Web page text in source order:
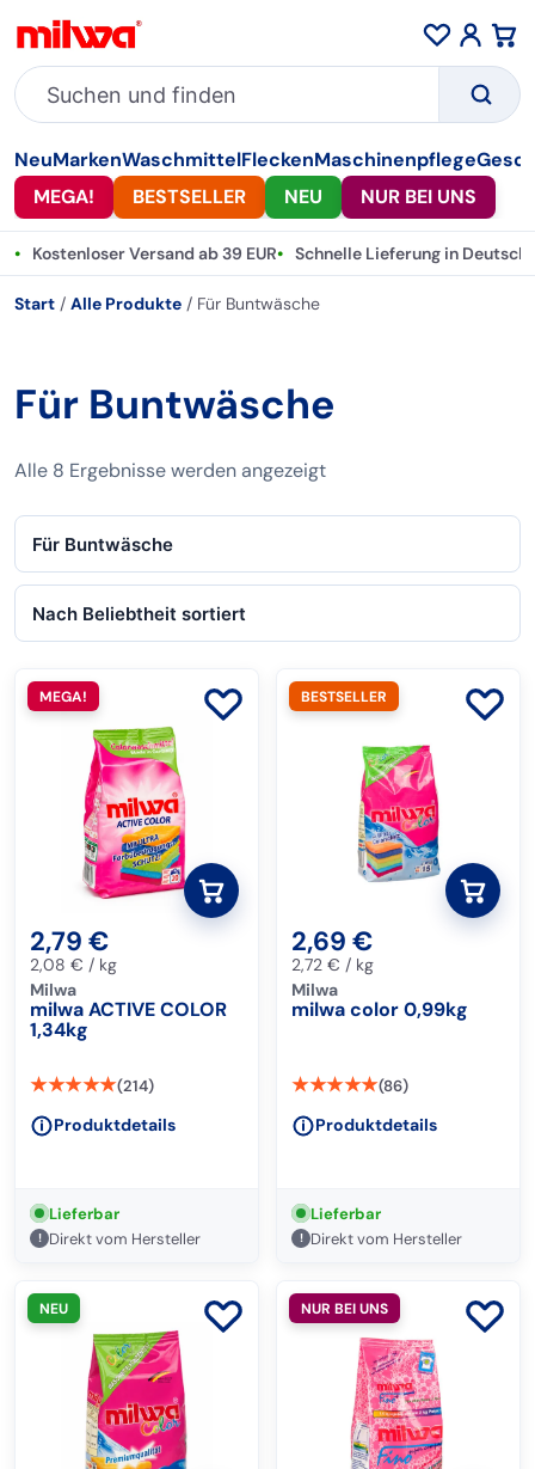
NeuMarkenWaschmittelFleckenMaschinenpflege
MEGA!
BESTSELLER NEU NUR BEI UNS
• Kostenloser Versand ab 39 EUR• Schnelle Lieferung in
Start / Alle Produkte / Für Buntwäsche
Für Buntwäsche
Alle 8 Ergebnisse werden angezeigt
MEGA!
0
2,79 €
2,08 € / kg
Milwa
milwa ACTIVE COLOR
1,34kg
★★★★★(214)
Produktdetails
Lieferbar
! Direkt vom Hersteller
BESTSELLER
0
2,69 €
2,72 € / kg
Milwa
milwa color 0,99kg
★★★★★(86)
Produktdetails
Lieferbar
! Direkt vom Hersteller
NEU NUR BEI UNS